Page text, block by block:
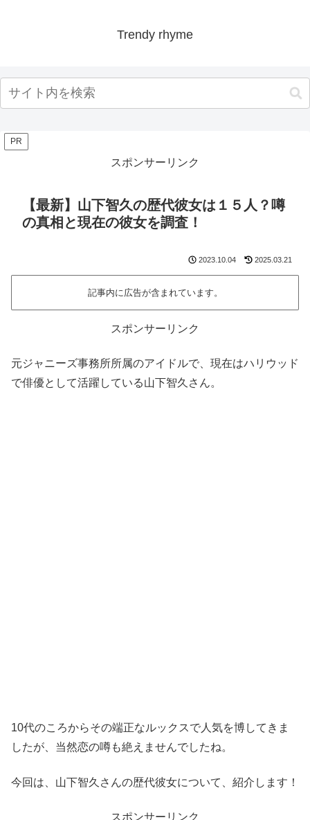
Trendy rhyme
PR
スポンサーリンク
【最新】山下智久の歴代彼女は１５人？噂
の真相と現在の彼女を調査！
2023.10.04 2025.03.21
記事内に広告が含まれています。
スポンサーリンク
元ジャニーズ事務所所属のアイドルで、現在はハリウッド
で俳優として活躍している山下智久さん。
10代のころからその端正なルックスで人気を博してきま
したが、当然恋の噂も絶えませんでしたね。
今回は、山下智久さんの歴代彼女について、紹介します！
スポンサーリンク